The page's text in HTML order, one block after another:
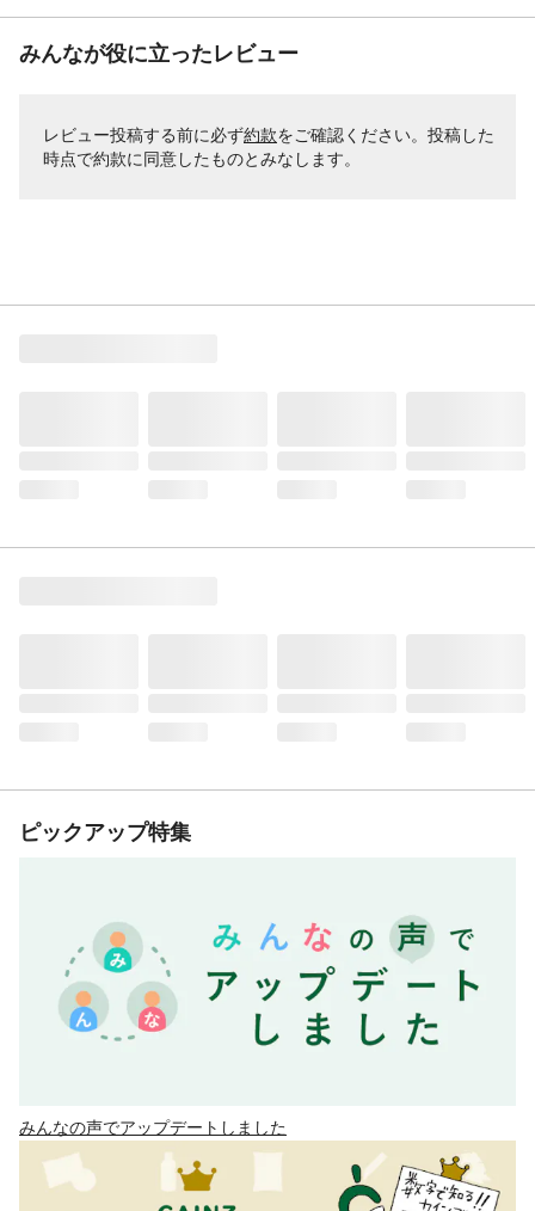
みんなが役に立ったレビュー
レビュー投稿する前に必ず約款をご確認ください。投稿した
時点で約款に同意したものとみなします。
ピックアップ特集
みんなの声でアップデートしました